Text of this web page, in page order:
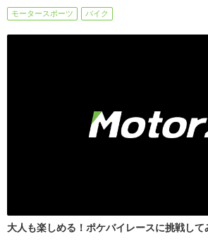
モータースポーツ バイク
大人も楽しめる！ポケバイレースに挑戦して